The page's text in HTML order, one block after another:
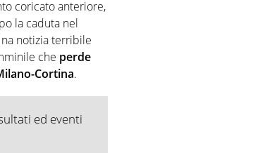
coricato anteriore,
la caduta nel
notizia terribile
che perde
Cortina.
ed eventi